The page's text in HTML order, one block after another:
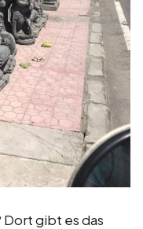
Dort gibt es das